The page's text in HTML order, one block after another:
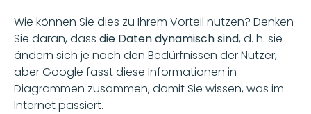
Wie können Sie dies zu Ihrem Vorteil nutzen? Denken
Sie daran, dass die Daten dynamisch sind, d. h. sie
ändern sich je nach den Bedürfnissen der Nutzer,
aber Google fasst diese Informationen in
Diagrammen zusammen, damit Sie wissen, was im
Internet passiert.